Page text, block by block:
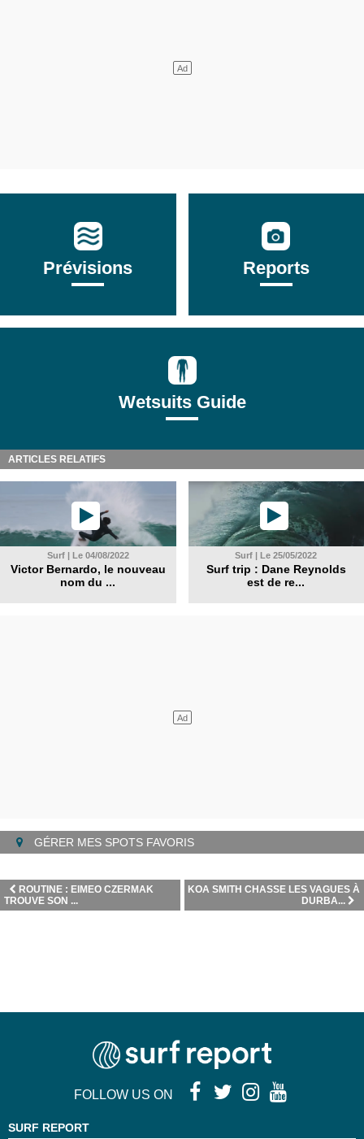
Prévisions Reports
Wetsuits Guide
ARTICLES RELATIFS
Surf | Le 04/08/2022
Victor Bernardo, le nouveau
nom du ...
Surf | Le 25/05/2022
Surf trip : Dane Reynolds
est de re...
GÉRER MES SPOTS FAVORIS
KOA SMITH CHASSE LES VAGUES À
DURBA...
ROUTINE : EIMEO CZERMAK
TROUVE SON ...
FOLLOW US ON
SURF REPORT